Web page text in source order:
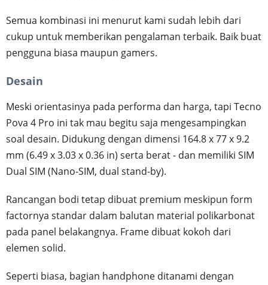
Semua kombinasi ini menurut kami sudah lebih dari
cukup untuk memberikan pengalaman terbaik. Baik buat
pengguna biasa maupun gamers.
Desain
Meski orientasinya pada performa dan harga, tapi Tecno
Pova 4 Pro ini tak mau begitu saja mengesampingkan
soal desain. Didukung dengan dimensi 164.8 x 77 x 9.2
mm (6.49 x 3.03 x 0.36 in) serta berat - dan memiliki SIM
Dual SIM (Nano-SIM, dual stand-by).
Rancangan bodi tetap dibuat premium meskipun form
factornya standar dalam balutan material polikarbonat
pada panel belakangnya. Frame dibuat kokoh dari
elemen solid.
Seperti biasa, bagian handphone ditanami dengan